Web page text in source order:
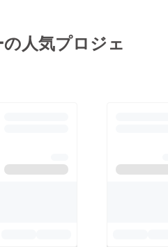
人気プロジェ